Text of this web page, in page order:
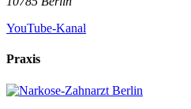
YouTube-Kanal
Praxis